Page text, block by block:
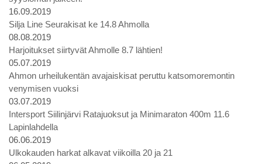
16.09.2019
Silja Line Seurakisat ke 14.8 Ahmolla
08.08.2019
Harjoitukset siirtyvät Ahmolle 8.7 lähtien!
05.07.2019
Ahmon urheilukentän avajaiskisat peruttu katsomoremontin
venymisen vuoksi
03.07.2019
Intersport Siilinjärvi Ratajuoksut ja Minimaraton 400m 11.6
Lapinlahdella
06.06.2019
Ulkokauden harkat alkavat viikoilla 20 ja 21